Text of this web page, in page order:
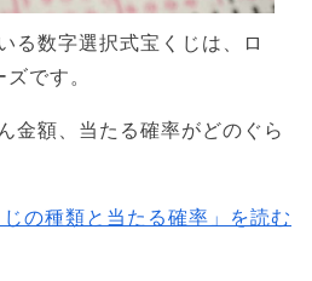
る数字選択式宝くじは、ロ
です。
金額、当たる確率がどのぐら
じの種類と当たる確率」を読む